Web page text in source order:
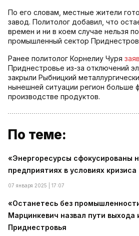
По его словам, местные жители
завод. Политолог добавил, что
времен и ни в коем случае нельзя
промышленный сектор
Ранее политолог Корнелиу Чуря
Приднестровье из-за отключений
закрыли Рыбницкий
нынешней ситуации регион больше
производстве продуктов.
По теме:
«Энергоресурсы сфокусированы
предприятиях в условиях кризиса
07 января 2025 | 17:07
«Останетесь без
Марцинкевич назвал пути выхода
Приднестровья